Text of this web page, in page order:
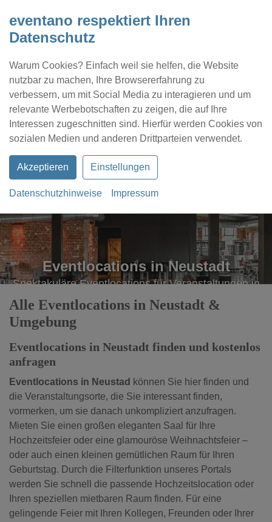
eventano respektiert Ihren
Datenschutz
Warum Cookies? Einfach weil sie helfen, die Website
nutzbar zu machen, Ihre Browsererfahrung zu
verbessern, um mit Social Media zu interagieren und um
relevante Werbebotschaften zu zeigen, die auf Ihre
Interessen zugeschnitten sind. Hierfür werden Cookies von
sozialen Medien und anderen Drittparteien verwendet.
Akzeptieren Einstellungen
Datenschutzhinweise Impressum
Kontakt Location eintragen Profil
Eventlocations in Neustadt
Spektakuläre Eventlocations für Veranstaltungen in
Neustadt
Alle Eventlocations in Neustadt &
Umgebung
Eventlocations in Neustadt finden und kostenlos
anfragen
Eventlocations in Neustad können Sie hier finden und
die Veranstaltungsorte, die Sie interessant finden,
vormerken, um sie danach unkompliziert anzufragen.
Mieten Sie einen großen eleganten Saal für Ihre
Hochzeitsfeier oder eine glamouröse Weihnachtsfeier –
oder auch einen kleinen gemütlichen Raum für Ihren
Geburtstag. Durch die Filterfunktion unseres Portals
werden Sie schnell die passende Hochzeitslocation oder
Ihren speziellen mietbaren Raum finden. Für eine
gelingende Feier mit Ihren Kollegen, Freunden oder Ihrer